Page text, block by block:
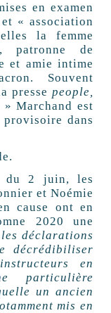
en examen
« association
la femme
patronne de
et amie intime
Souvent
pressepeople,
Marchand est
dans
du 2 juin, les
et Noémie
cause ont en
2020 une
déclarations
décrédibiliser
en
particulière
un ancien
mis en